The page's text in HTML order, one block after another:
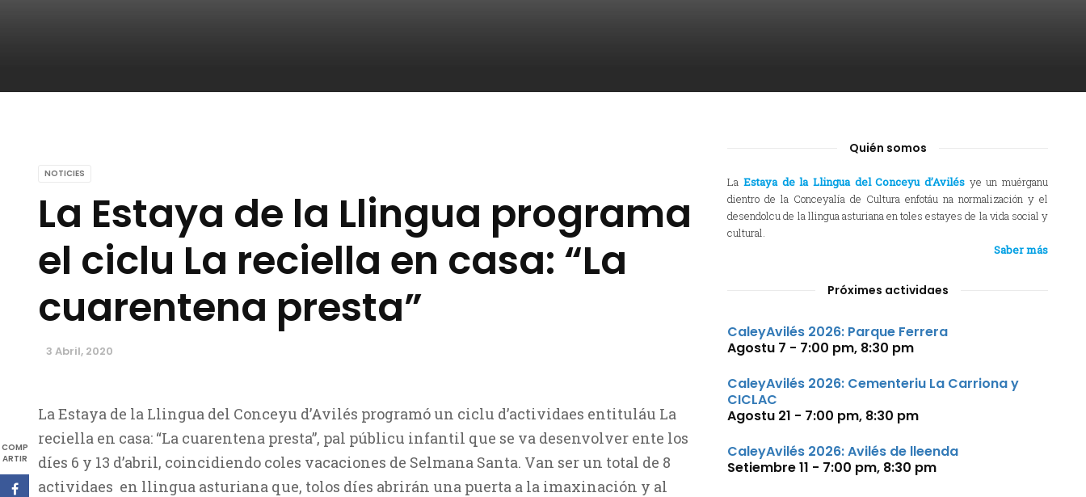
NOTICIES
La Estaya de la Llingua programa
el ciclu La reciella en casa: “La
cuarentena presta”
3 Abril, 2020
COMP
ARTIR
La Estaya de la Llingua del Conceyu d’Avilés programó un ciclu d’actividaes entituláu La
reciella en casa: “La cuarentena presta”, pal públicu infantil que se va desenvolver ente los
díes 6 y 13 d’abril, coincidiendo coles vacaciones de Selmana Santa. Van ser un total de 8
actividaes en llingua asturiana que, tolos díes abrirán una puerta a la imaxinación y al
Quién somos
La Estaya de la Llingua del Conceyu d’Avilés ye un muérganu
dientro de la Conceyalía de Cultura enfotáu na normalización y el
desendolcu de la llingua asturiana en toles estayes de la vida social y
cultural.
Saber más
Próximes actividaes
CaleyAvilés 2026: Parque Ferrera
Agostu 7 - 7:00 pm, 8:30 pm
CaleyAvilés 2026: Cementeriu La Carriona y
CICLAC
Agostu 21 - 7:00 pm, 8:30 pm
CaleyAvilés 2026: Avilés de lleenda
Setiembre 11 - 7:00 pm, 8:30 pm